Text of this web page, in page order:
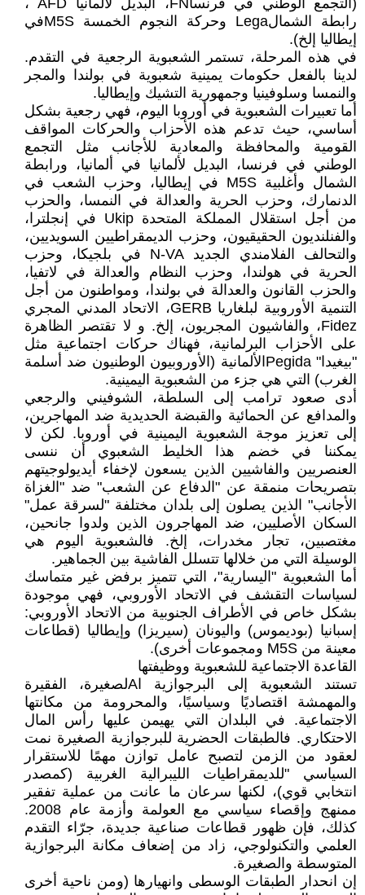
(التجمع الوطني في فرنساFN، البديل لألمانيا AFD ،
رابطة الشمالLega وحركة النجوم الخمسة M5Sفي
إيطاليا إلخ).
في هذه المرحلة، تستمر الشعبوية الرجعية في التقدم.
لدينا بالفعل حكومات يمينية شعبوية في بولندا والمجر
والنمسا وسلوفينيا وجمهورية التشيك وإيطاليا.
أما تعبيرات الشعبوية في أوروبا اليوم، فهي رجعية بشكل
أساسي، حيث تدعم هذه الأحزاب والحركات المواقف
القومية والمحافظة والمعادية للأجانب مثل التجمع
الوطني في فرنسا، البديل لألمانيا في ألمانيا، ورابطة
الشمال وأغلبية M5S في إيطاليا، وحزب الشعب في
الدنمارك، وحزب الحرية والعدالة في النمسا، والحزب
من أجل استقلال المملكة المتحدة Ukip في إنجلترا،
والفنلنديون الحقيقيون، وحزب الديمقراطيين السويديين،
والتحالف الفلامندي الجديد N-VA في بلجيكا، وحزب
الحرية في هولندا، وحزب النظام والعدالة في لاتفيا،
والحزب القانون والعدالة في بولندا، ومواطنون من أجل
التنمية الأوروبية لبلغاريا GERB، الاتحاد المدني المجري
Fidez، والفاشيون المجريون، إلخ. و لا تقتصر الظاهرة
على الأحزاب البرلمانية، فهناك حركات اجتماعية مثل
"بيغيدا" Pegidaالألمانية (الأوروبيون الوطنيون ضد أسلمة
الغرب) التي هي جزء من الشعبوية اليمينية.
أدى صعود ترامب إلى السلطة، الشوفيني والرجعي
والمدافع عن الحمائية والقبضة الحديدية ضد المهاجرين،
إلى تعزيز موجة الشعبوية اليمينية في أوروبا. لكن لا
يمكننا في خضم هذا الخليط الشعبوي أن ننسى
العنصريين والفاشيين الذين يسعون لإخفاء أيديولوجيتهم
بتصريحات منمقة عن "الدفاع عن الشعب" ضد "الغزاة
الأجانب" الذين يصلون إلى بلدان مختلفة "لسرقة عمل"
السكان الأصليين، ضد المهاجرون الذين ولدوا جانحين،
مغتصبين، تجار مخدرات، إلخ. فالشعبوية اليوم هي
الوسيلة التي من خلالها تتسلل الفاشية بين الجماهير.
أما الشعبوية "اليسارية"، التي تتميز برفض غير متماسك
لسياسات التقشف في الاتحاد الأوروبي، فهي موجودة
بشكل خاص في الأطراف الجنوبية من الاتحاد الأوروبي:
إسبانيا (بوديموس) واليونان (سيريزا) وإيطاليا (قطاعات
معينة من M5S ومجموعات أخرى).
القاعدة الاجتماعية للشعبوية ووظيفتها
تستند الشعبوية إلى البرجوازية اAلصغيرة، الفقيرة
والمهمشة اقتصاديًا وسياسيًا، والمحرومة من مكانتها
الاجتماعية. في البلدان التي يهيمن عليها رأس المال
الاحتكاري. فالطبقات الحضرية للبرجوازية الصغيرة نمت
لعقود من الزمن لتصبح عامل توازن مهمًا للاستقرار
السياسي "للديمقراطيات الليبرالية الغربية (كمصدر
انتخابي قوي)، لكنها سرعان ما عانت من عملية تفقير
ممنهج وإقصاء سياسي مع العولمة وأزمة عام 2008.
كذلك، فإن ظهور قطاعات صناعية جديدة، جرّاء التقدم
العلمي والتكنولوجي، زاد من إضعاف مكانة البرجوازية
المتوسطة والصغيرة.
إن انحدار الطبقات الوسطى وانهيارها (ومن ناحية أخرى